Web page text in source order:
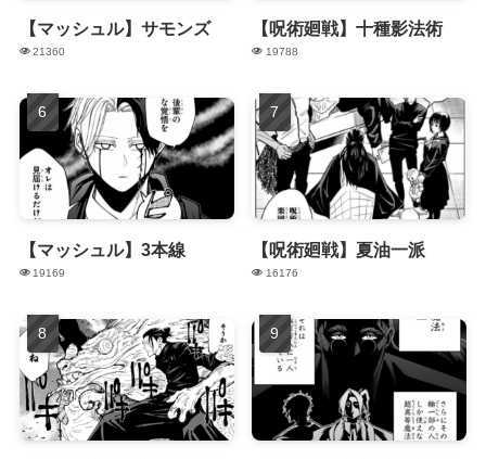
【マッシュル】サモンズ
21360
【呪術廻戦】十種影法術
19788
【マッシュル】3本線
19169
【呪術廻戦】夏油一派
16176